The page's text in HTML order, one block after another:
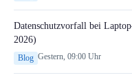
Datenschutzvorfall bei
2026)
Blog Gestern, 09:00 Uhr